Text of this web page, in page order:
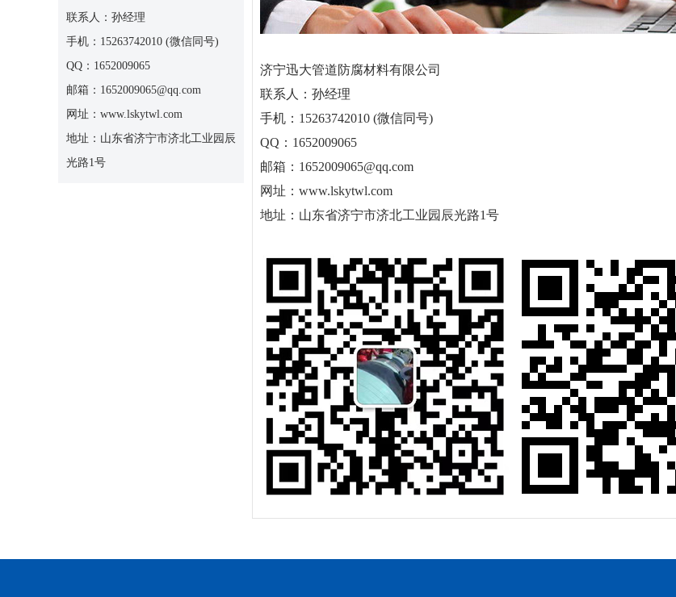
联系人：孙经理
手机：15263742010 (微信同号)
QQ：1652009065
邮箱：1652009065@qq.com
网址：www.lskytwl.com
地址：山东省济宁市济北工业园辰
光路1号
济宁迅大管道防腐材料有限公司
联系人：孙经理
手机：15263742010 (微信同号)
QQ：1652009065
邮箱：1652009065@qq.com
网址：www.lskytwl.com
地址：山东省济宁市济北工业园辰光路1号